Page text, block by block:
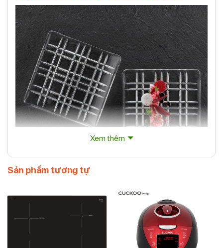
Bộ 2 Đĩa Vuông Nachtmann 101045 Square Platte
Quadratisch 21cm
Xem thêm
Sản phẩm tương tự